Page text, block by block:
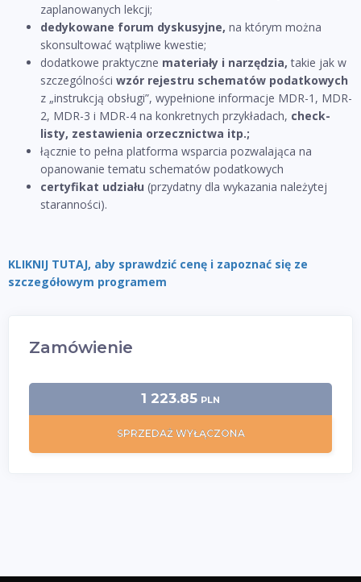
zaplanowanych lekcji;
dedykowane forum dyskusyjne, na którym można
skonsultować wątpliwe kwestie;
dodatkowe praktyczne materiały i narzędzia, takie jak w
szczególności wzór rejestru schematów podatkowych
z „instrukcją obsługi”, wypełnione informacje MDR-1, MDR-
2, MDR-3 i MDR-4 na konkretnych przykładach, check-
listy, zestawienia orzecznictwa itp.;
łącznie to pełna platforma wsparcia pozwalająca na
opanowanie tematu schematów podatkowych
certyfikat udziału (przydatny dla wykazania należytej
staranności).
KLIKNIJ TUTAJ, aby sprawdzić cenę i zapoznać się ze
szczegółowym programem
Zamówienie
1 223.85 PLN
SPRZEDAŻ WYŁĄCZONA